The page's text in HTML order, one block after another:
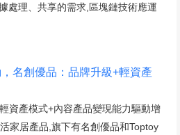
處理、共享的需求,區塊鏈技術應運
名創優品：品牌升級+輕資產
資產模式+內容產品變現能力驅動增
家居產品,旗下有名創優品和Toptoy